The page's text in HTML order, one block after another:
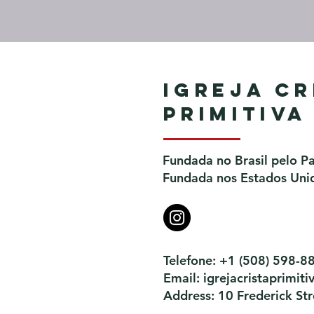
Igreja
Primitiva
Fundada no Brasil pelo
Fundada nos Estados
Telefone: +1 (508) 598-
Email:
Address: 10 Frederick